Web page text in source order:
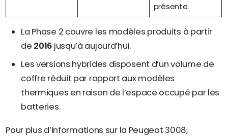
présente.
La Phase 2 couvre les modèles produits à partir
de 2016 jusqu’à aujourd’hui.
Les versions hybrides disposent d’un volume de
coffre réduit par rapport aux modèles
thermiques en raison de l’espace occupé par les
batteries.
Pour plus d’informations sur la Peugeot 3008,